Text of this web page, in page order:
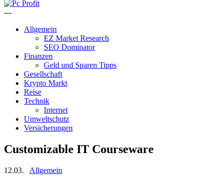
---
Allgemein
EZ Market Research
SEO Dominator
Finanzen
Geld und Sparen Tipps
Gesellschaft
Krypto Markt
Reise
Technik
Internet
Umweltschutz
Versicherungen
Customizable IT Courseware
12.03. Allgemein